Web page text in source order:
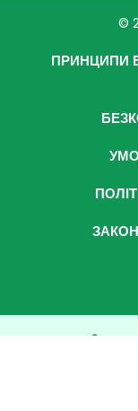
©
ПРИНЦИПИ